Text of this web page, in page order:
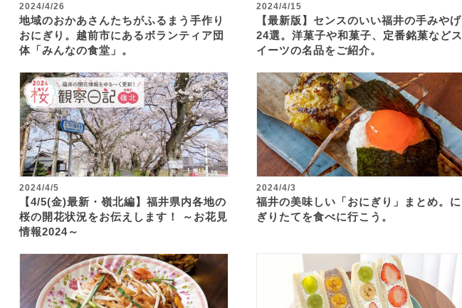
2024/4/26
地域のおかあさんたちがふるまう手作り
おにぎり。越前市にあるボランティア団
体「みんなの食堂」。
2024/4/15
【最新版】センスのいい福井の手みやげ
24選。洋菓子や和菓子、定番銘菓などス
イーツの名品をご紹介。
2024/4/5
【4/5(金)最新・嶺北編】福井県内各地の
桜の開花状況をお伝えします！ ～お花見
情報2024～
2024/4/3
福井の美味しい「おにぎり」まとめ。に
ぎりたてを食べに行こう。